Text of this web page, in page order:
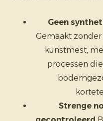
Geen
Gemaakt
kunstmest,
processen
Strenge